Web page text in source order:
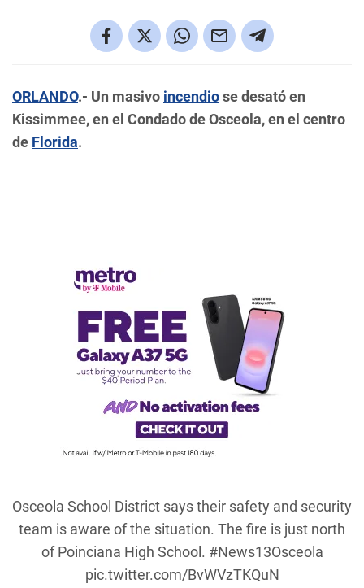
ORLANDO.- Un masivo incendiose desató en
Kissimmee, en el Condado de Osceola, en el centro
de Florida.
Osceola School District says their safety and security
team is aware of the situation. The fire is just north
of Poinciana High School. #News13Osceola
pic.twitter.com/BvWVzTKQuN